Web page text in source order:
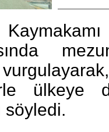
ülkeye
söyledi.